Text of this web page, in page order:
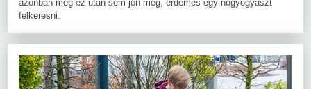
azonban még ez után sem jön meg, érdemes egy nőgyógyászt
felkeresni.